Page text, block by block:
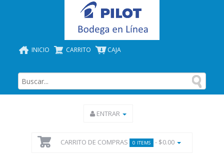
INICIO CARRITO CAJA
ENTRAR
CARRITO DE COMPRAS 0 ITEMS - $0.00